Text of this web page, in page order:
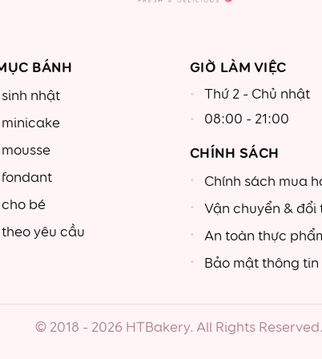
BÁNH
nhật
bé
yêu cầu
GIỜ LÀM VIỆC
Thứ 2 - Chủ nhật
08:00 - 21:00
CHÍNH SÁCH
Chính sách mua
Vận chuyển & đổi
An toàn thực
Bảo mật thông tin
© 2018 - 2026 HTBakery. All Rights Reserved.